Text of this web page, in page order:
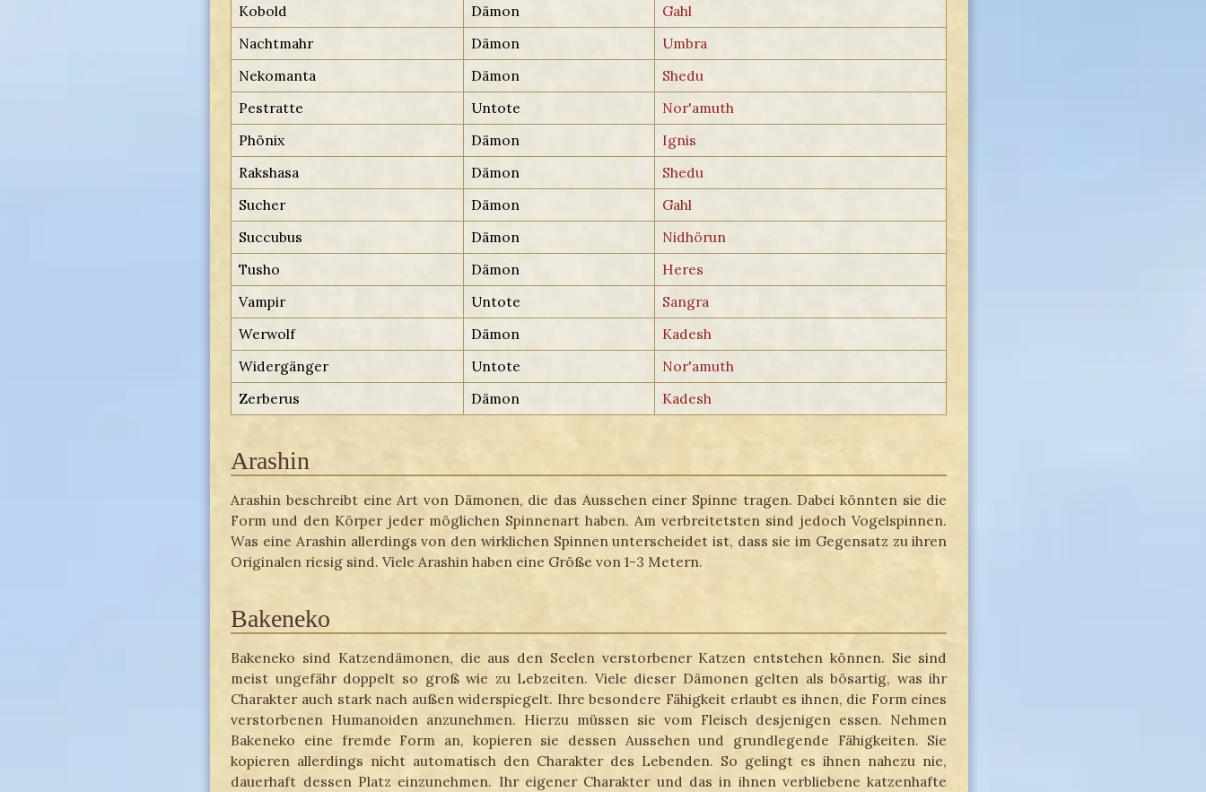
Kobold
Dämon
Gahl
Nachtmahr
Dämon
Umbra
Nekomanta
Dämon
Shedu
Pestratte
Untote
Nor'amuth
Phönix
Dämon
Ignis
Rakshasa
Dämon
Shedu
Sucher
Dämon
Gahl
Succubus
Dämon
Nidhörun
Tusho
Dämon
Heres
Vampir
Untote
Sangra
Werwolf
Dämon
Kadesh
Widergänger
Untote
Nor'amuth
Zerberus
Dämon Kadesh
Arashin
Arashin beschreibt eine Art von Dämonen, die das Aussehen einer Spinne tragen. Dabei könnten sie die
Form und den Körper jeder möglichen Spinnenart haben. Am verbreitetsten sind jedoch Vogelspinnen.
Was eine Arashin allerdings von den wirklichen Spinnen unterscheidet ist, dass sie im Gegensatz zu ihren
Originalen riesig sind. Viele Arashin haben eine Größe von 1-3 Metern.
Bakeneko
Bakeneko sind Katzendämonen, die aus den Seelen verstorbener Katzen entstehen können. Sie sind
meist ungefähr doppelt so groß wie zu Lebzeiten. Viele dieser Dämonen gelten als bösartig, was ihr
Charakter auch stark nach außen widerspiegelt. Ihre besondere Fähigkeit erlaubt es ihnen, die Form eines
verstorbenen Humanoiden anzunehmen. Hierzu müssen sie vom Fleisch desjenigen essen. Nehmen
Bakeneko eine fremde Form an, kopieren sie dessen Aussehen und grundlegende Fähigkeiten. Sie
kopieren allerdings nicht automatisch den Charakter des Lebenden. So gelingt es ihnen nahezu nie,
dauerhaft dessen Platz einzunehmen. Ihr eigener Charakter und das in ihnen verbliebene katzenhafte